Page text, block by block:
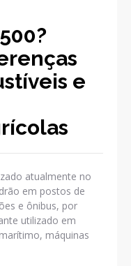
e
atualmente no
em postos de
e ônibus, por
utilizado em
máquinas